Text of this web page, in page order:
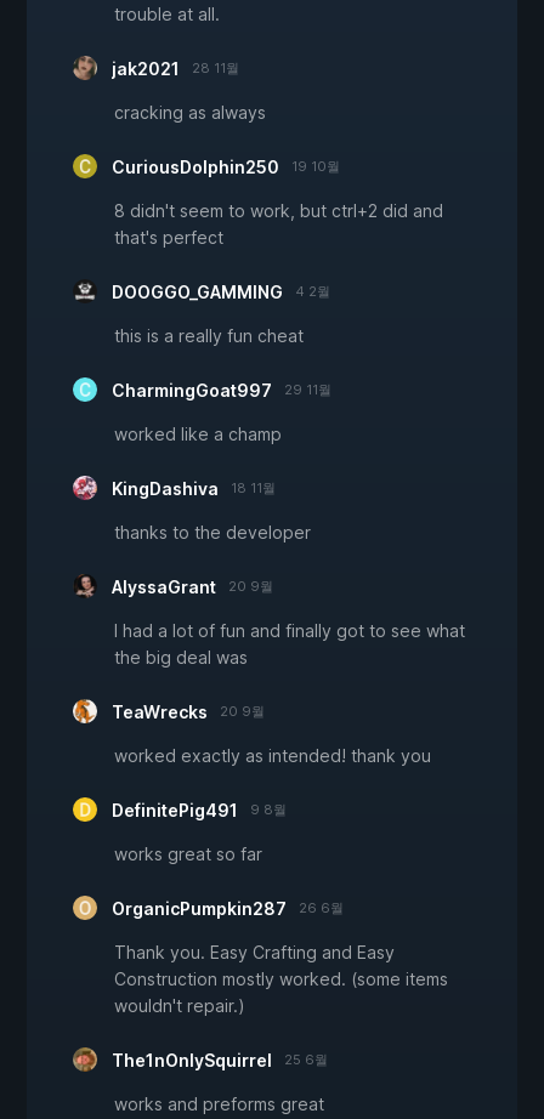
trouble at all.
jak2021 28 11월
cracking as always
CuriousDolphin250 19 10월
8 didn't seem to work, but ctrl+2 did and
that's perfect
DOOGGO_GAMMING 4 2월
this is a really fun cheat
CharmingGoat997 29 11월
worked like a champ
KingDashiva 18 11월
thanks to the developer
AlyssaGrant 20 9월
I had a lot of fun and finally got to see what
the big deal was
TeaWrecks 20 9월
worked exactly as intended! thank you
DefinitePig491 9 8월
works great so far
OrganicPumpkin287 26 6월
Thank you. Easy Crafting and Easy
Construction mostly worked. (some items
wouldn't repair.)
The1nOnlySquirrel 25 6월
works and preforms great